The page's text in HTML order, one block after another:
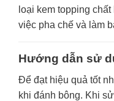
loại kem topping
việc pha chế và làm
Hướng dẫn sử
Để đạt hiệu quả tốt
khi đánh bông. Khi